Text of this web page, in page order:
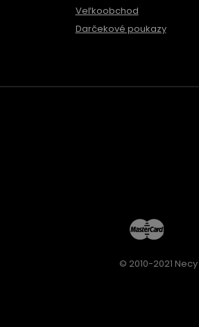
Veľkoobchod
Darčekové poukazy
© 2010-2021